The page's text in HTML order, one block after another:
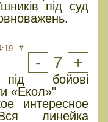
під суд
#
- 7 +
під бойові
«Екол»"
интересное
линейка